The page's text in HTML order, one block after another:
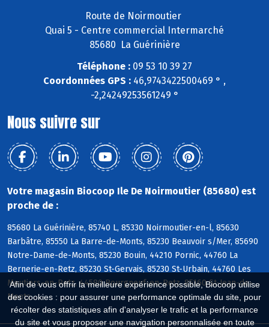
Afin de vous offrir la meilleure expérience possible, Biocoop utilise
des cookies : pour assurer une performance optimale du site, pour
récolter des statistiques afin d'analyser le trafic et la performance
du site et vous proposer une navigation personnalisée en toute
Route de Noirmoutier
Quai 5 - Centre commercial Intermarché
85680 La Guérinière
Téléphone : 09 53 10 39 27
Coordonnées GPS : 46,9743422500469 ° ,
-2,24249253561249 °
Nous suivre sur
Votre magasin Biocoop Ile De Noirmoutier (85680) est
proche de :
85680 La Guérinière, 85740 L, 85330 Noirmoutier-en-l, 85630
Barbâtre, 85550 La Barre-de-Monts, 85230 Beauvoir s/Mer, 85690
Notre-Dame-de-Monts, 85230 Bouin, 44210 Pornic, 44760 La
Bernerie-en-Retz, 85230 St-Gervais, 85230 St-Urbain, 44760 Les
Moutiers-en-Retz, 44580 Bourgneuf-en-Retz, 85160 St-Jean-de-
Monts